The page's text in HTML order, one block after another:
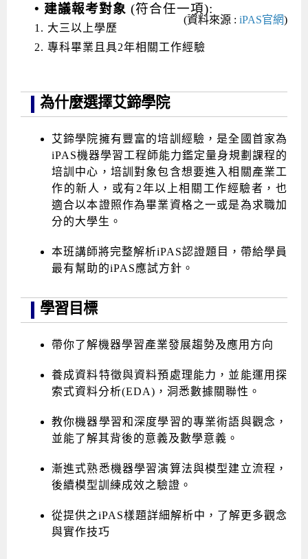
(資料來源 : iPAS官網)
• 建議報考對象 (符合任一項):
1. 大三以上學歷
2. 專科畢業且具2年相關工作經驗
為什麼選擇艾鍗學院
艾鍗學院擁有豐富的培訓經驗，是全國首家為
iPAS機器學習工程師能力鑑定量身規劃課程的
培訓中心，培訓對象包含想要進入相關產業工
作的新人，或有2年以上相關工作經驗者，也
適合以本證照作為畢業資格之一或是為求職加
分的大學生。
本班講師將完整解析iPAS認證題目，帶給學員
最有幫助的iPAS應試方針。
學習目標
帶你了解機器學習產業發展趨勢及應用方向
養成資料特徵與資料預處理能力，並能運用探
索式資料分析(EDA)，洞悉數據關聯性。
教你機器學習和深度學習的專業術語與觀念，
並能了解其背後的意義及數學意義。
漸進式熟悉機器學習演算法與模型建立流程，
後續模型訓練成效之驗證。
從提供之iPAS樣題詳細解析中，了解更多觀念
與實作技巧